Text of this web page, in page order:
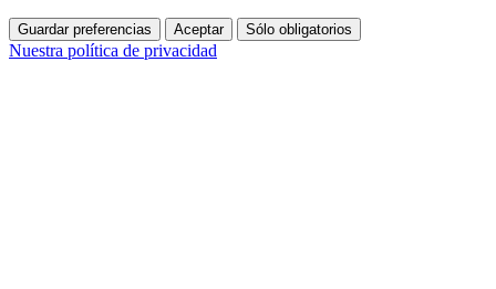
Guardar preferencias Aceptar Sólo obligatorios
Nuestra política de privacidad